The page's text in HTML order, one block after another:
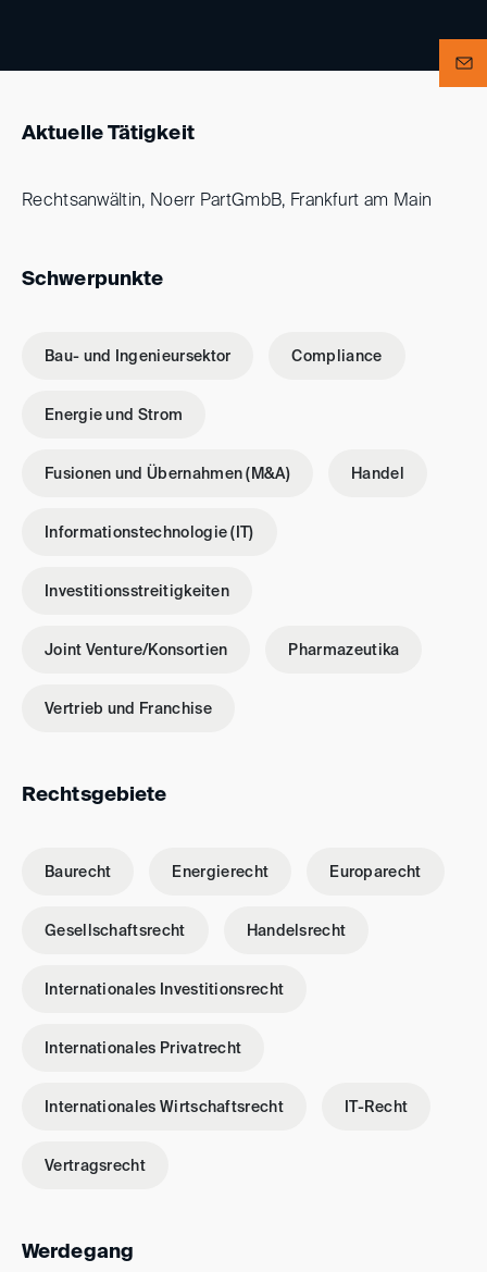
Aktuelle Tätigkeit
Rechtsanwältin, Noerr PartGmbB, Frankfurt am Main
Schwerpunkte
Bau- und Ingenieursektor Compliance
Energie und Strom
Fusionen und Übernahmen (M&A) Handel
Informationstechnologie (IT)
Investitionsstreitigkeiten
Joint Venture/Konsortien Pharmazeutika
Vertrieb und Franchise
Rechtsgebiete
Baurecht Energierecht Europarecht
Gesellschaftsrecht Handelsrecht
Internationales Investitionsrecht
Internationales Privatrecht
Internationales Wirtschaftsrecht IT-Recht
Vertragsrecht
Werdegang